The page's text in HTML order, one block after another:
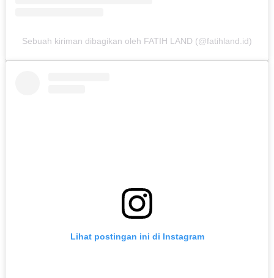
Sebuah kiriman dibagikan oleh FATIH LAND (@fatihland.id)
Lihat postingan ini di Instagram